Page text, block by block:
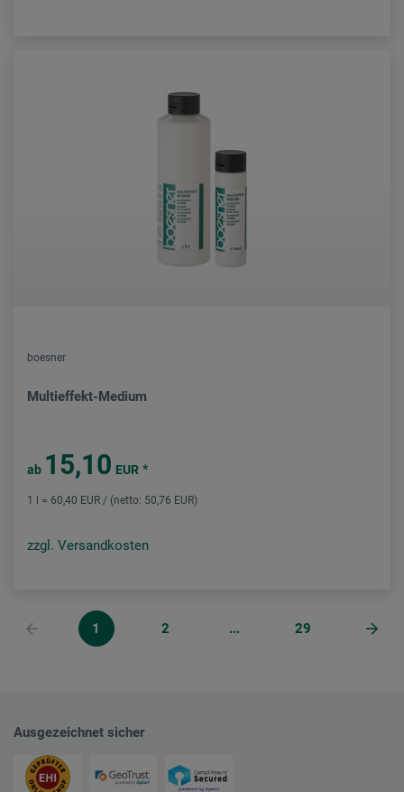
boesner
Multieffekt-Medium
ab 15,10 EUR *
1 l = 60,40 EUR / (netto: 50,76 EUR)
zzgl. Versandkosten
1 2 ... 29
Ausgezeichnet sicher